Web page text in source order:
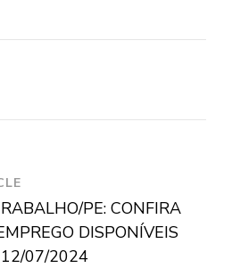
PE: CONFIRA
DISPONÍVEIS
07/2024